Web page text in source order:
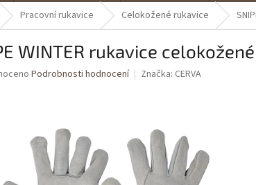
Pracovní rukavice Celokožené rukavice
WINTER rukavice celokožené
Podrobnosti hodnocení Značka: CERVA